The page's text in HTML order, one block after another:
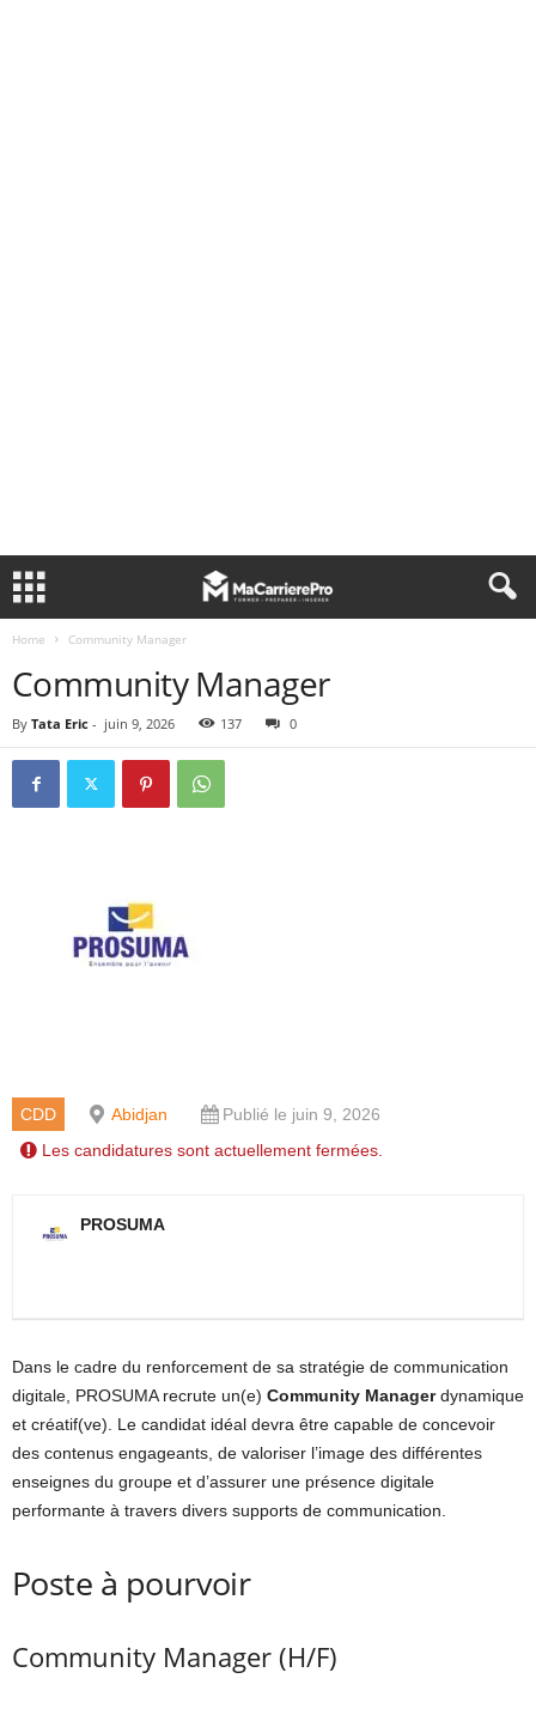
Home Community Manager
Community Manager
By Tata Eric - juin 9, 2026 137 0
CDD Abidjan
Publié le juin 9, 2026
Les candidatures sont actuellement fermées.
PROSUMA
Dans le cadre du renforcement de sa stratégie de communication
digitale, PROSUMA recrute un(e) Community Managerdynamique
et créatif(ve). Le candidat idéal devra être capable de concevoir
des contenus engageants, de valoriser l’image des différentes
enseignes du groupe et d’assurer une présence digitale
performante à travers divers supports de communication.
Poste à pourvoir
Community Manager (H/F)